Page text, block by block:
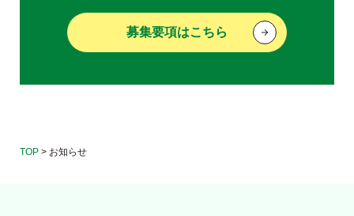
募集要項はこちら
TOP > お知らせ